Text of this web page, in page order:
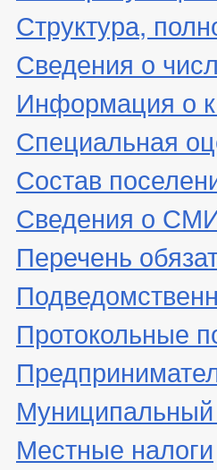
Структура,
Сведения о
Информация о
Специальная
Состав
Сведения о
Перечень
Протокольные
Муниципальный
Местные налоги